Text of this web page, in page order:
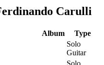
Carulli
Album
Type
Solo
Guitar
Solo